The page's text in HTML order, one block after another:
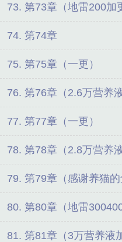
73. 第73章（地雷200加
74. 第74章
75. 第75章（一更）
76. 第76章（2.6万营养
77. 第77章（一更）
78. 第78章（2.8万营养
79. 第79章（感谢养猫的
80. 第80章（地雷
81. 第81章（3万营养液